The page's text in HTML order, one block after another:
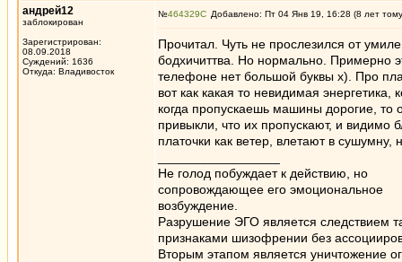
андрей12
заблокирован
Зарегистрирован:
08.09.2018
Суждений: 1636
Откуда: Владивосток
№464329 Добавлено: Пт 04 Янв 19, 16:28 (8 лет
Прочитал. Чуть не прослезился от
бодхичиттва. Но нормально. Примерно
телефоне нет большой буквы х). Про
вот как какая то невидимая
когда пропускаешь машины дорогие, то
привыкли, что их пропускают, и видимо
платочки как ветер, влетают в
Не голод побуждает к действию, но
сопровождающее его эмоциональное
возбуждение.
Разрушение ЭГО является следствием
признаками шизофрении без
Вторым этапом является уничтожение